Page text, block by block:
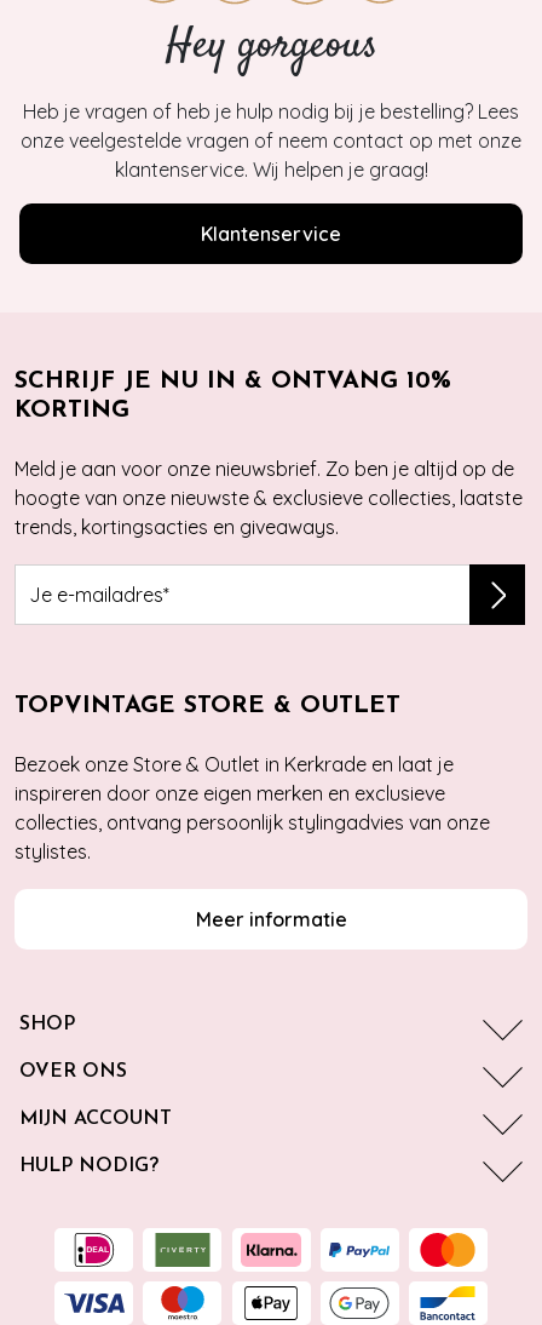
Hey gorgeous
Heb je vragen of heb je hulp nodig bij je bestelling? Lees
onze veelgestelde vragen of neem contact op met onze
klantenservice. Wij helpen je graag!
Klantenservice
SCHRIJF JE NU IN & ONTVANG 10%
KORTING
Meld je aan voor onze nieuwsbrief. Zo ben je altijd op de
hoogte van onze nieuwste & exclusieve collecties, laatste
trends, kortingsacties en giveaways.
TOPVINTAGE STORE & OUTLET
Bezoek onze Store & Outlet in Kerkrade en laat je
inspireren door onze eigen merken en exclusieve
collecties, ontvang persoonlijk stylingadvies van onze
stylistes.
Meer informatie
SHOP
OVER ONS
MIJN ACCOUNT
HULP NODIG?